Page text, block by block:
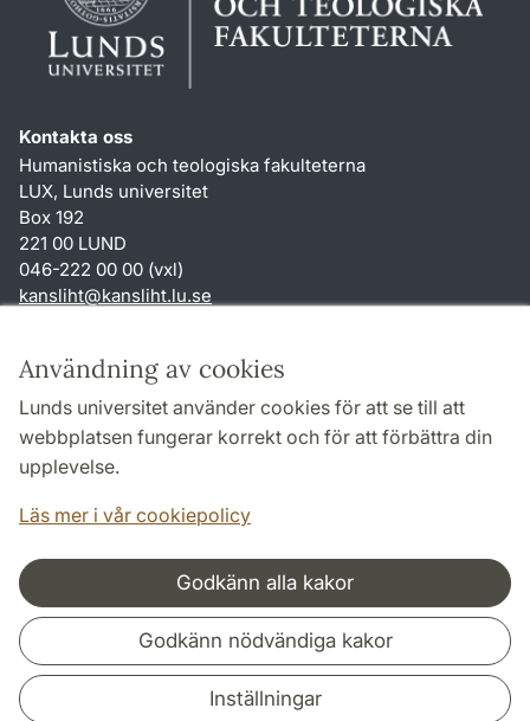
Användning av cookies
Lunds universitet använder cookies för att se till att
webbplatsen fungerar korrekt och för att förbättra din
upplevelse.
Läs mer i vår cookiepolicy
Godkänn alla kakor
Godkänn nödvändiga kakor
Inställningar
Kontakta oss
Humanistiska och teologiska fakulteterna
LUX, Lunds universitet
Box 192
221 00 LUND
046-222 00 00 (vxl)
kansliht@kansliht.lu.se
Genvägar
Om webbplatsen och cookies
Behandling av personuppgifter
Tillgänglighetsredogörelse
Samarbeten och nätverk